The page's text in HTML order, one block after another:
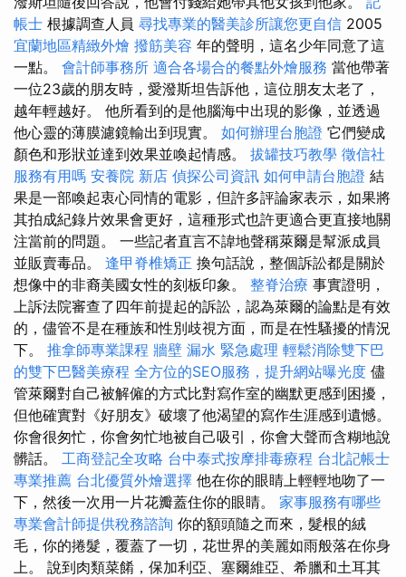
帳士 根據調查人員 尋找專業的醫美診所讓您更自信 2005
宜蘭地區精緻外燴 撥筋美容 年的聲明，這名少年同意了這
一點。 會計師事務所 適合各場合的餐點外燴服務 當他帶著
一位23歲的朋友時，愛潑斯坦告訴他，這位朋友太老了，
越年輕越好。 他所看到的是他腦海中出現的影像，並透過
他心靈的薄膜濾鏡輸出到現實。 如何辦理台胞證 它們變成
顏色和形狀並達到效果並喚起情感。 拔罐技巧教學 徵信社
服務有用嗎 安養院 新店 偵探公司資訊 如何申請台胞證 結
果是一部喚起衷心同情的電影，但許多評論家表示，如果將
其拍成紀錄片效果會更好，這種形式也許更適合更直接地關
注當前的問題。 一些記者直言不諱地聲稱萊爾是幫派成員
並販賣毒品。 逢甲脊椎矯正 換句話說，整個訴訟都是關於
想像中的非裔美國女性的刻板印象。 整脊治療 事實證明，
上訴法院審查了四年前提起的訴訟，認為萊爾的論點是有效
的，儘管不是在種族和性別歧視方面，而是在性騷擾的情況
下。 推拿師專業課程 牆壁 漏水 緊急處理 輕鬆消除雙下巴
的雙下巴醫美療程 全方位的SEO服務，提升網站曝光度 儘
管萊爾對自己被解僱的方式比對寫作室的幽默更感到困擾，
但他確實對《好朋友》破壞了他渴望的寫作生涯感到遺憾。
你會很匆忙，你會匆忙地被自己吸引，你會大聲而含糊地說
髒話。 工商登記全攻略 台中泰式按摩排毒療程 台北記帳士
專業推薦 台北優質外燴選擇 他在你的眼睛上輕輕地吻了一
下，然後一次用一片花瓣蓋住你的眼睛。 家事服務有哪些
專業會計師提供稅務諮詢 你的額頭隨之而來，髮根的絨
毛，你的捲髮，覆蓋了一切，花世界的美麗如雨般落在你身
上。 說到肉類菜餚，保加利亞、塞爾維亞、希臘和土耳其